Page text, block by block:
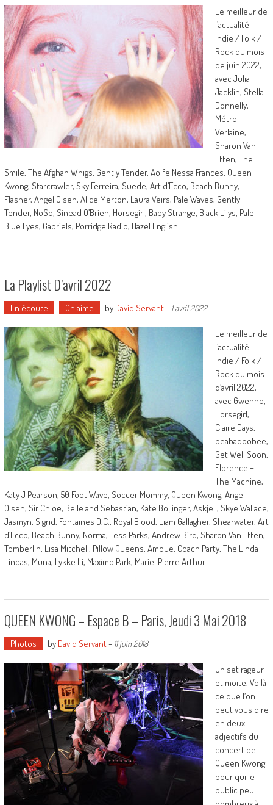
Le meilleur de
l’actualité
Indie / Folk /
Rock du mois
de juin 2022,
avec Julia
Jacklin, Stella
Donnelly,
Métro
Verlaine,
Sharon Van
Etten, The
Smile, The Afghan Whigs, Gently Tender, Aoife Nessa Frances, Queen
Kwong, Starcrawler, Sky Ferreira, Suede, Art d’Ecco, Beach Bunny,
Flasher, Angel Olsen, Alice Merton, Laura Veirs, Pale Waves, Gently
Tender, NoSo, Sinead O’Brien, Horsegirl, Baby Strange, Black Lilys, Pale
Blue Eyes, Gabriels, Porridge Radio, Hazel English…
La Playlist D’avril 2022
En écoute On aime by David Servant- 1 avril 2022
Le meilleur de
l’actualité
Indie / Folk /
Rock du mois
d’avril 2022,
avec Gwenno,
Horsegirl,
Claire Days,
beabadoobee,
Get Well Soon,
Florence +
The Machine,
Katy J Pearson, 50 Foot Wave, Soccer Mommy, Queen Kwong, Angel
Olsen, Sir Chloe, Belle and Sebastian, Kate Bollinger, Askjell, Skye Wallace,
Jasmyn, Sigrid, Fontaines D.C., Royal Blood, Liam Gallagher, Shearwater, Art
d’Ecco, Beach Bunny, Norma, Tess Parks, Andrew Bird, Sharon Van Etten,
Tomberlin, Lisa Mitchell, Pillow Queens, Amouë, Coach Party, The Linda
Lindas, Muna, Lykke Li, Maxïmo Park, Marie-Pierre Arthur…
QUEEN KWONG – Espace B – Paris, Jeudi 3 Mai 2018
Photos by David Servant- 11 juin 2018
Un set rageur
et moite. Voilà
ce que l’on
peut vous dire
en deux
adjectifs du
concert de
Queen Kwong
pour qui le
public peu